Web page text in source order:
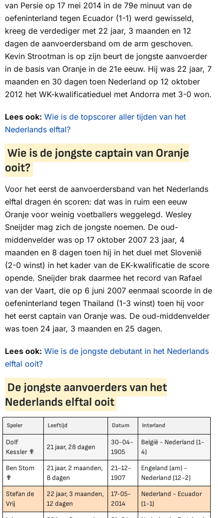
van Persie op 17 mei 2014 in de 79e minuut van de
oefeninterland tegen Ecuador (1-1) werd gewisseld,
kreeg de verdediger met 22 jaar, 3 maanden en 12
dagen de aanvoerdersband om de arm geschoven.
Kevin Strootman is op zijn beurt de jongste aanvoerder
in de basis van Oranje in de 21e eeuw. Hij was 22 jaar, 7
maanden en 30 dagen toen Nederland op 12 oktober
2012 het WK-kwalificatieduel met Andorra met 3-0 won.
Lees ook: Wie is de topscorer aller tijden van het
Nederlands elftal?
Wie is de jongste captain van Oranje
ooit?
Voor het eerst de aanvoerdersband van het Nederlands
elftal dragen én scoren: dat was in ruim een eeuw
Oranje voor weinig voetballers weggelegd. Wesley
Sneijder mag zich de jongste noemen. De oud-
middenvelder was op 17 oktober 2007 23 jaar, 4
maanden en 8 dagen toen hij in het duel met Slovenië
(2-0 winst) in het kader van de EK-kwalificatie de score
opende. Sneijder brak daarmee het record van Rafael
van der Vaart, die op 6 juni 2007 eenmaal scoorde in de
oefeninterland tegen Thailand (1-3 winst) toen hij voor
het eerst captain van Oranje was. De oud-middenvelder
was toen 24 jaar, 3 maanden en 25 dagen.
Lees ook: Wie is de jongste debutant in het Nederlands
elftal ooit?
De jongste aanvoerders van het
Nederlands elftal ooit
Speler Leeftijd Datum Interland
Dolf
Kessler ✟
21 jaar, 28 dagen
30-04-
1905
België - Nederland (1-
4)
Ben Stom
✟
21 jaar, 2 maanden,
8 dagen
21-12-
1907
Engeland (am) -
Nederland (12-2)
Stefan de
Vrij
22 jaar, 3 maanden,
12 dagen
17-05-
2014
Nederland - Ecuador
(1-1)